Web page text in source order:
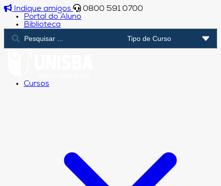
Indique amigos
0800 591 0700
Portal do Aluno
Biblioteca
Cursos